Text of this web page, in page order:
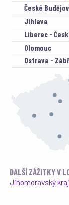
České
Jihlava
Liberec -
Olomouc
Ostrava -
Praha
Prostějov
Sazená
Vyškov
DALŠÍ ZÁŽITKY V
Jihomoravský kraj